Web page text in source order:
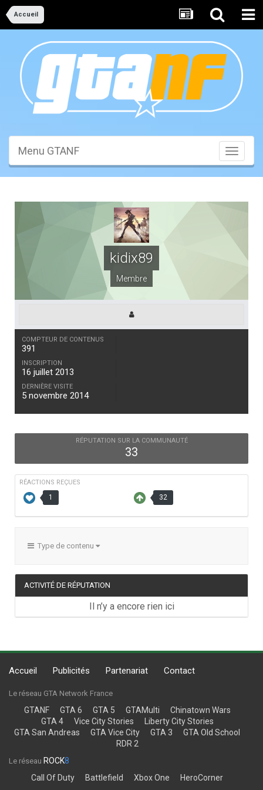
Accueil
Toggle
Menu GTANF
kidix89
Membre
COMPTEUR DE CONTENUS
391
INSCRIPTION
16 juillet 2013
DERNIÈRE VISITE
5 novembre 2014
RÉPUTATION SUR LA COMMUNAUTÉ
33
RÉACTIONS REÇUES
1 32
Type de contenu
ACTIVITÉ DE RÉPUTATION
Il n’y a encore rien ici
Accueil Publicités Partenariat Contact
Le réseau GTA Network France
GTANF GTA 6 GTA 5 GTAMulti
Chinatown Wars
GTA 4
Vice City Stories
Liberty City Stories
GTA San Andreas
GTA Vice City GTA 3
GTA Old School
RDR 2
Le réseau ROCK8
Call Of Duty
Battlefield Xbox One HeroCorner